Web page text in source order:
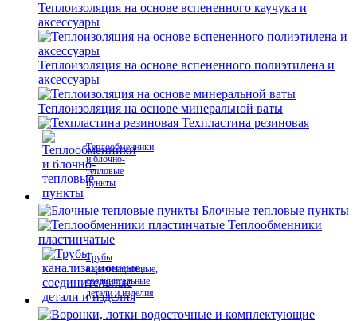
Теплоизоляция на основе вспененного каучука и
аксессуары
Теплоизоляция на основе вспененного полиэтилена и
аксессуары
Теплоизоляция на основе минеральной ваты
Техпластина резиновая
Теплообменники
и блочно-
тепловые
пункты
Блочные тепловые пункты
Теплообменники
пластинчатые
Трубы
канализационные,
соединительные
детали и изделия